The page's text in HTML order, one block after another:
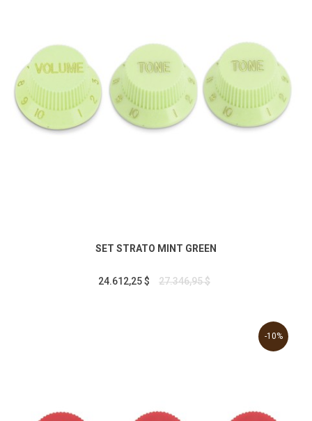
SET STRATO MINT GREEN
24.612,25 $ 27.346,95 $
-10%